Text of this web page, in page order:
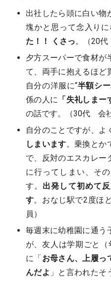
出社したら頭に白い物
塊かと思って念入り
た！！ くさっ。（20代
夕方スーパーで食材が
て、両手に抱えるほど
自分の洋服に“半額シ
係の人に 「失礼しま
の話です。（30代 会社
自分のことですが、よ
しまいます。乗換とか
で、反対のエスカレー
に行ってしまい、そ
す。 出発して初めて
す。おなじ駅で2度ほ
員）
毎週末に幼稚園に通う
が、友人は学期ごと
に「 お母さん、上履っ
んだよ 」と言われた